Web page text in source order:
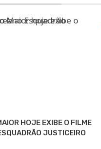
HOJE EXIBE O FILME
JUSTICEIRO